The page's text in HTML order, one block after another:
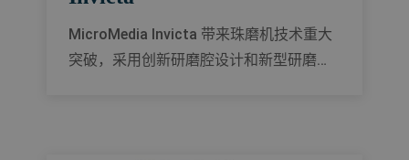
MicroMedia Invicta 带来珠磨机技术重大
突破，采用创新研磨腔设计和新型研磨珠